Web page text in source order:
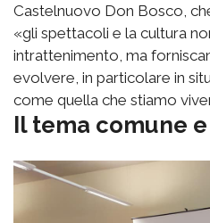
Castelnuovo Don Bosco,
«gli spettacoli e la cultura
intrattenimento, ma
evolvere, in particolare in
come quella che stiamo
Il tema comune